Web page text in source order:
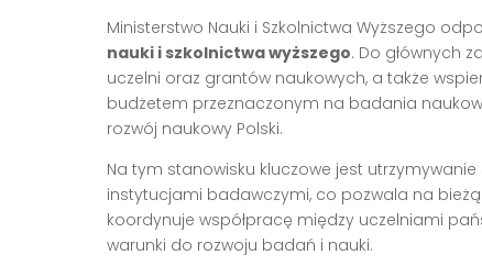
Ministerstwo Nauki i Szkolnictwa Wyższego
nauki i szkolnictwa wyższego. Do głównych
uczelni oraz grantów naukowych, a także
budżetem przeznaczonym na badania
rozwój naukowy Polski.
Na tym stanowisku kluczowe jest
instytucjami badawczymi, co pozwala na
koordynuje współpracę między uczelniami
warunki do rozwoju badań i nauki.